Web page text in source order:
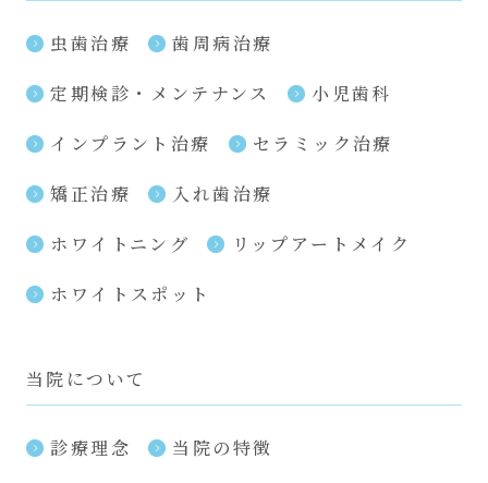
虫歯治療
歯周病治療
定期検診・メンテナンス
小児歯科
インプラント治療
セラミック治療
矯正治療
入れ歯治療
ホワイトニング
リップアートメイク
ホワイトスポット
当院について
診療理念
当院の特徴